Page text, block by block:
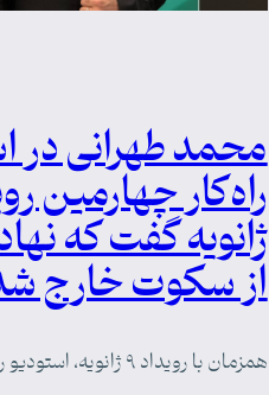
محمد طهرانی در
ژانویه گفت که
از سکوت خارج
همزمان با رویداد ۹